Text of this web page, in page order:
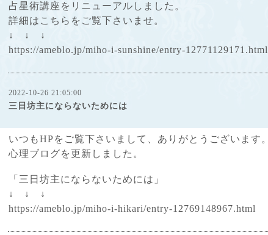
占星術講座をリニューアルしました。
詳細はこちらをご覧下さいませ。
↓ ↓ ↓
https://ameblo.jp/miho-i-sunshine/entry-12771129171.html
2022-10-26 21:05:00
三日坊主にならないためには
いつもHPをご覧下さいまして、ありがとうございます。
心理ブログを更新しました。
「三日坊主にならないためには」
↓ ↓ ↓
https://ameblo.jp/miho-i-hikari/entry-12769148967.html